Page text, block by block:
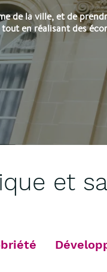
de la ville, et de
en réalisant des
et